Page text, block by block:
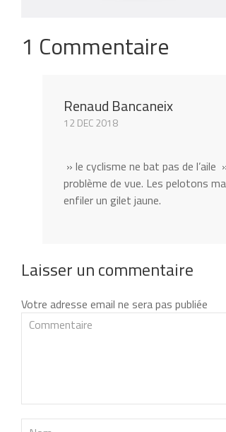
1 Commentaire
Renaud Bancaneix
12 DEC 2018
» le cyclisme ne bat pas de
problème de vue. Les pelotons
enfiler un gilet jaune.
Laisser un commentaire
Votre adresse email ne sera pas publiée